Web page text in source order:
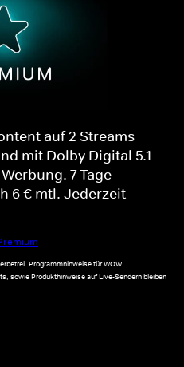
auf 2 Streams
mit Dolby Digital 5.1
7 Tage
6 € mtl. Jederzeit
Programmhinweise für WOW
sowie Produkthinweise auf Live-Sendern bleiben